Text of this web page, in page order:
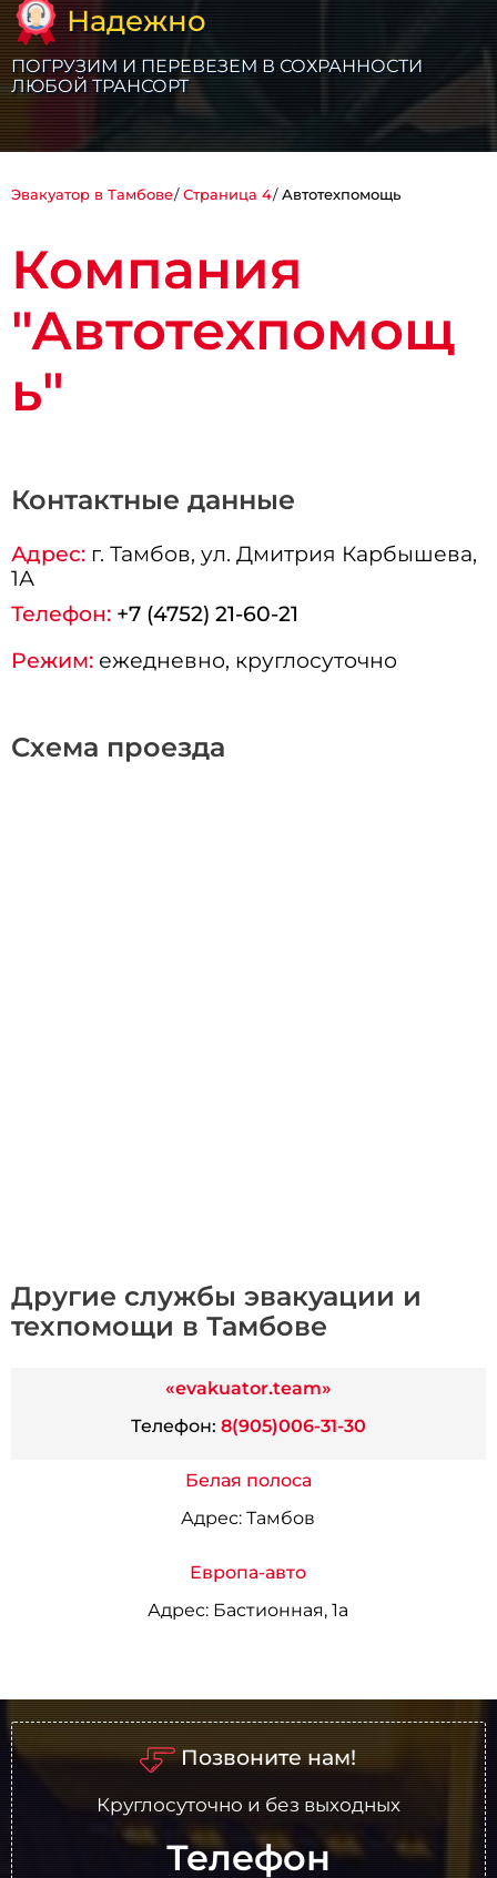
Надежно
ПОГРУЗИМ И ПЕРЕВЕЗЕМ В СОХРАННОСТИ
ЛЮБОЙ ТРАНСОРТ
Эвакуатор в Тамбове Страница 4 Автотехпомощь
Компания
"Автотехпомощ
ь"
Схема проезда
Контактные данные
Адрес: г.Тамбов, ул. Дмитрия Карбышева,
1А
Телефон: +7 (4752) 21-60-21
Режим: ежедневно, круглосуточно
Другие службы эвакуации и
техпомощи в Тамбове
«evakuator.team»
Телефон: 8(905)006-31-30
Белая полоса
Адрес: Тамбов
Европа-авто
Адрес: Бастионная, 1а
Позвоните нам!
Круглосуточно и без выходных
Телефон